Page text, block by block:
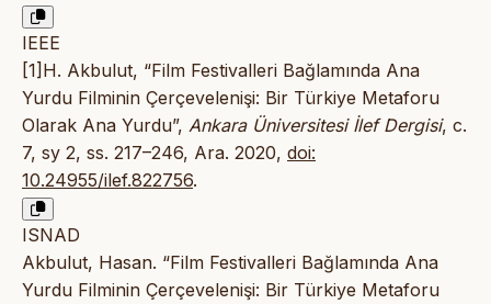
IEEE
[1]H. Akbulut, “Film Festivalleri Bağlamında Ana
Yurdu Filminin Çerçevelenişi: Bir Türkiye Metaforu
Olarak Ana Yurdu”, Ankara Üniversitesi İlef Dergisi, c.
7, sy 2, ss. 217–246, Ara. 2020, doi:
10.24955/ilef.822756.
ISNAD
Akbulut, Hasan. “Film Festivalleri Bağlamında Ana
Yurdu Filminin Çerçevelenişi: Bir Türkiye Metaforu